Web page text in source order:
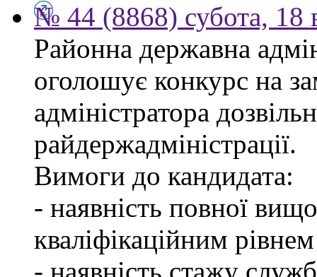
№ 44 (8868) субота, 18
Районна державна
оголошує конкурс на
адміністратора
райдержадміністрації.
Вимоги до кандидата:
- наявність повної
кваліфікаційним
- наявність стажу